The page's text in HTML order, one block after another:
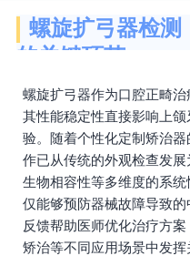
螺旋扩弓器检测
的关键环节
螺旋扩弓器作为口腔正畸治
其性能稳定性直接影响上
验。随着个性化定制矫治
作已从传统的外观检查发展
生物相容性等多维度的系
仅能够预防器械故障导致
反馈帮助医师优化治疗方
矫治等不同应用场景中发挥